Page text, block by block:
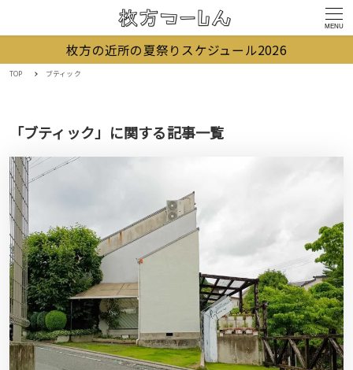
MENU
枚方の近所の夏祭りスケジュール2026
TOP ブティック
「ブティック」に関する記事一覧